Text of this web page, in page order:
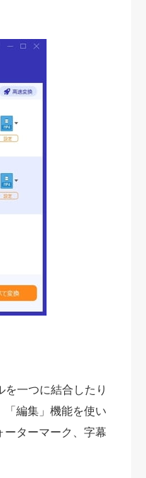
を一つに結合したり
編集」機能を使い
ーターマーク、字幕